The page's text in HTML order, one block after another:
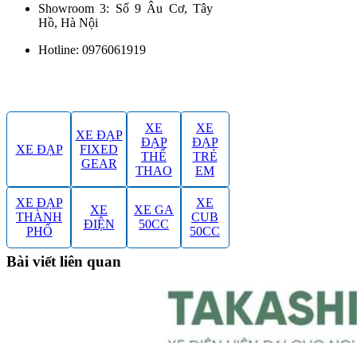
Showroom 3: Số 9 Âu Cơ, Tây
Hồ, Hà Nội
Hotline: 0976061919
XE ĐẠP
XE ĐẠP
FIXED
GEAR
XE
ĐẠP
THỂ
THAO
XE
ĐẠP
TRẺ
EM
XE ĐẠP
THÀNH
PHỐ
XE
ĐIỆN
XE GA
50CC
XE
CUB
50CC
Bài viết liên quan